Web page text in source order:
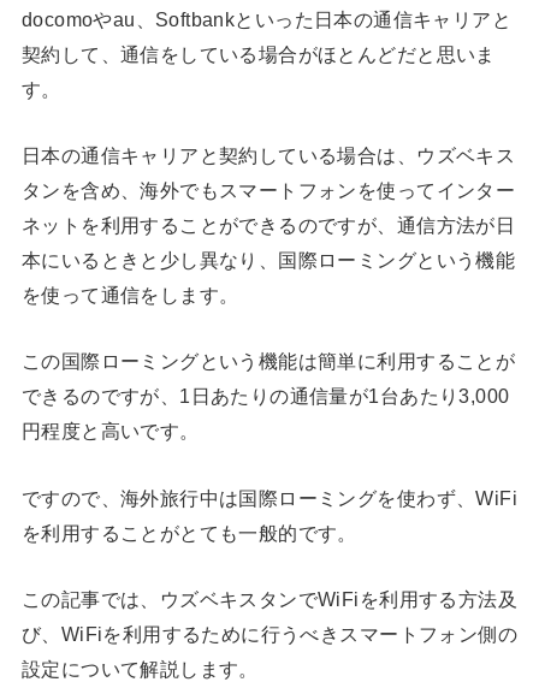
docomoやau、Softbankといった日本の通信キャリアと
契約して、通信をしている場合がほとんどだと思いま
す。
日本の通信キャリアと契約している場合は、ウズベキス
タンを含め、海外でもスマートフォンを使ってインター
ネットを利用することができるのですが、通信方法が日
本にいるときと少し異なり、国際ローミングという機能
を使って通信をします。
この国際ローミングという機能は簡単に利用することが
できるのですが、1日あたりの通信量が1台あたり3,000
円程度と高いです。
ですので、海外旅行中は国際ローミングを使わず、WiFi
を利用することがとても一般的です。
この記事では、ウズベキスタンでWiFiを利用する方法及
び、WiFiを利用するために行うべきスマートフォン側の
設定について解説します。